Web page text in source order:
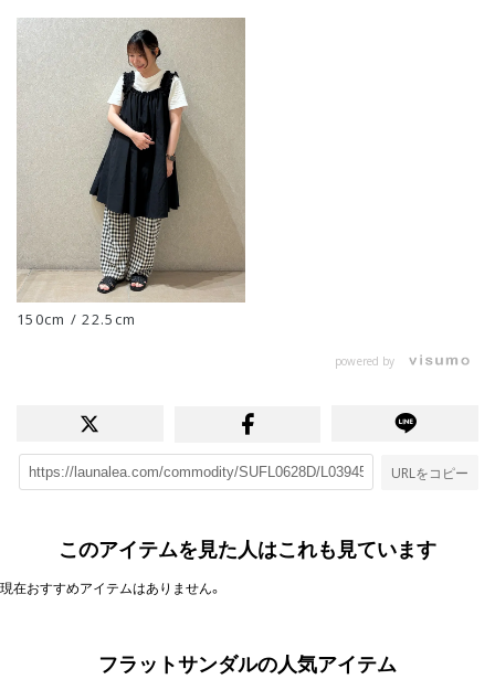
150cm / 22.5cm
powered by
URLをコピー
このアイテムを見た人はこれも見ています
現在おすすめアイテムはありません。
フラットサンダルの人気アイテム